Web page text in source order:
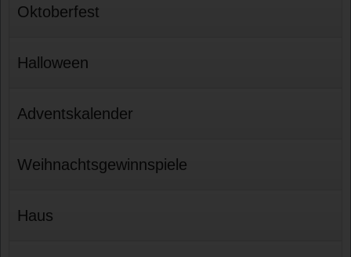
Oktoberfest
Halloween
Adventskalender
Weihnachtsgewinnspiele
Haus